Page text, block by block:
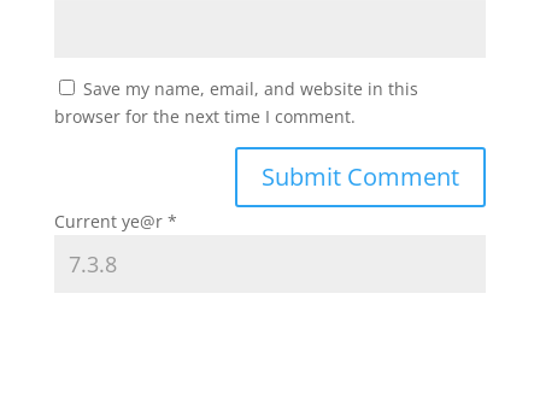
Save my name, email, and website in this
browser for the next time I comment.
Current ye@r *